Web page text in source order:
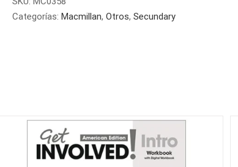
STUDENT'S
BOOK
Categorías: Macmillan, Otros, Secundary